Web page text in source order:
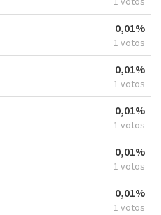
0,01%
1 votos
0,01%
1 votos
0,01%
1 votos
0,01%
1 votos
0,01%
1 votos